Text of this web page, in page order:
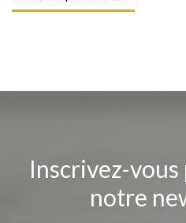
Inscrivez-
notre